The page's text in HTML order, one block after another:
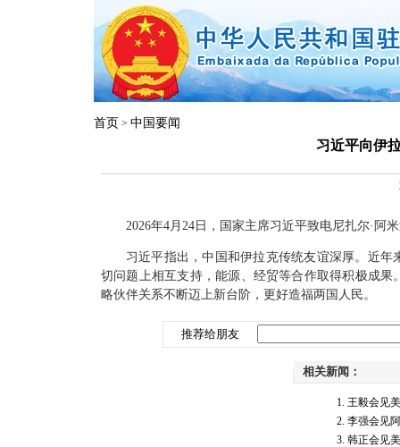
首页 > 中国要闻
习近平向伊
2026年4月24日，国家主席习近平致电尼扎尔·阿
习近平指出，中国和伊拉克传统友谊深厚。近
切问题上相互支持，能源、经贸等合作取得积极成
略伙伴关系不断迈上新台阶，更好造福两国人民。
推荐给朋友
相关新闻：
王毅会见
李强会见
韩正会见